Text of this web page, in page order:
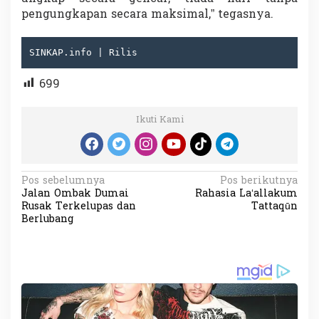
pengungkapan secara maksimal,” tegasnya.
SINKAP.info | Rilis
699
Ikuti Kami
N
a
v
a
s
Pos sebelumnya
Jalan Ombak Dumai
Rusak Terkelupas dan
Berlubang
Pos berikutnya
Rahasia La‘allakum
Tattaqūn